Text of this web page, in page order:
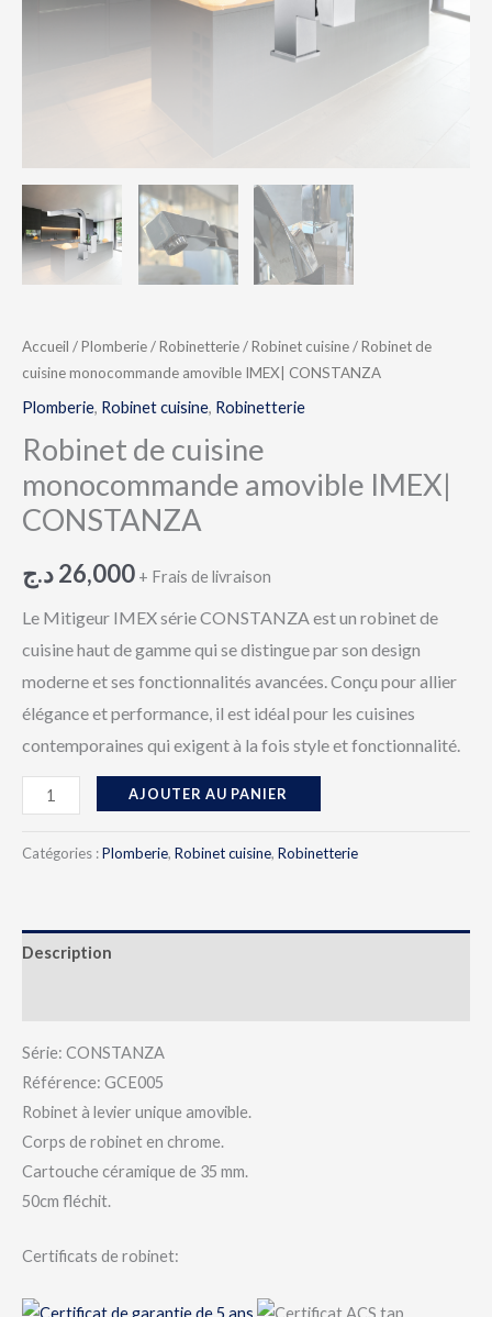
Accueil /Plomberie/Robinetterie/Robinet cuisine/ Robinet de
cuisine monocommande amovible IMEX| CONSTANZA
Plomberie, Robinet cuisine, Robinetterie
Robinet de cuisine
monocommande amovible IMEX|
CONSTANZA
26,000د.ج + Frais de livraison
Le Mitigeur IMEX série CONSTANZA est un robinet de
cuisine haut de gamme qui se distingue par son design
moderne et ses fonctionnalités avancées. Conçu pour allier
élégance et performance, il est idéal pour les cuisines
contemporaines qui exigent à la fois style et fonctionnalité.
AJOUTER AU PANIER
Catégories :Plomberie, Robinet cuisine, Robinetterie
Description
Série: CONSTANZA
Référence: GCE005
Robinet à levier unique amovible.
Corps de robinet en chrome.
Cartouche céramique de 35 mm.
50cm fléchit.
Certificats de robinet: